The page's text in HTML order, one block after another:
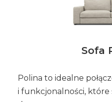
Sofa
Polina to idealne
i funkcjonalności, które